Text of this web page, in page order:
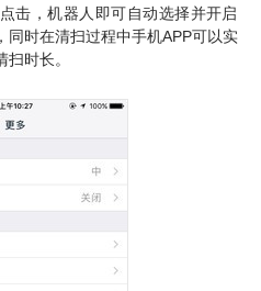
击，机器人即可自动选择并开启
同时在清扫过程中手机APP可以实
时长。